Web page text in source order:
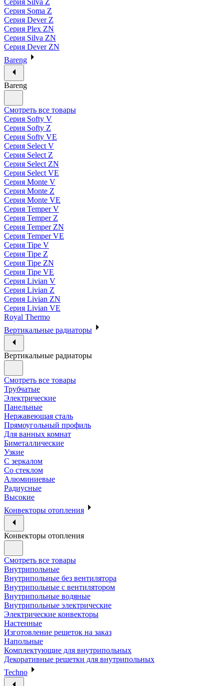
Серия Silva Z
Серия Soma Z
Серия Dever Z
Серия Plex ZN
Серия Silva ZN
Серия Dever ZN
Bareng
Bareng
Смотреть все товары
Серия Softy V
Серия Softy Z
Серия Softy VE
Серия Select V
Серия Select Z
Серия Select ZN
Серия Select VE
Серия Monte V
Серия Monte Z
Серия Monte VE
Серия Temper V
Серия Temper Z
Серия Temper ZN
Серия Temper VE
Серия Tipe V
Серия Tipe Z
Серия Tipe ZN
Серия Tipe VE
Серия Livian V
Серия Livian Z
Серия Livian ZN
Серия Livian VE
Royal Thermo
Вертикальные радиаторы
Вертикальные радиаторы
Смотреть все товары
Трубчатые
Электрические
Панельные
Нержавеющая сталь
Прямоугольный профиль
Для ванных комнат
Биметаллические
Узкие
С зеркалом
Со стеклом
Алюминиевые
Радиусные
Высокие
Конвекторы отопления
Конвекторы отопления
Смотреть все товары
Внутрипольные
Внутрипольные без вентилятора
Внутрипольные с вентилятором
Внутрипольные водяные
Внутрипольные электрические
Электрические конвекторы
Настенные
Изготовление решеток на заказ
Напольные
Комплектующие для внутрипольных
Декоративные решетки для внутрипольных
Techno